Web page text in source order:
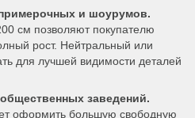
и шоурумов.
см позволяют покупателю
рост. Нейтральный или
для лучшей видимости деталей
заведений.
оформить большую свободную